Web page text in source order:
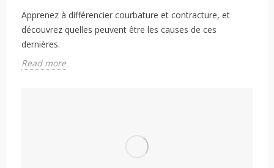
Apprenez à différencier courbature et contracture, et
découvrez quelles peuvent être les causes de ces
dernières.
Read more